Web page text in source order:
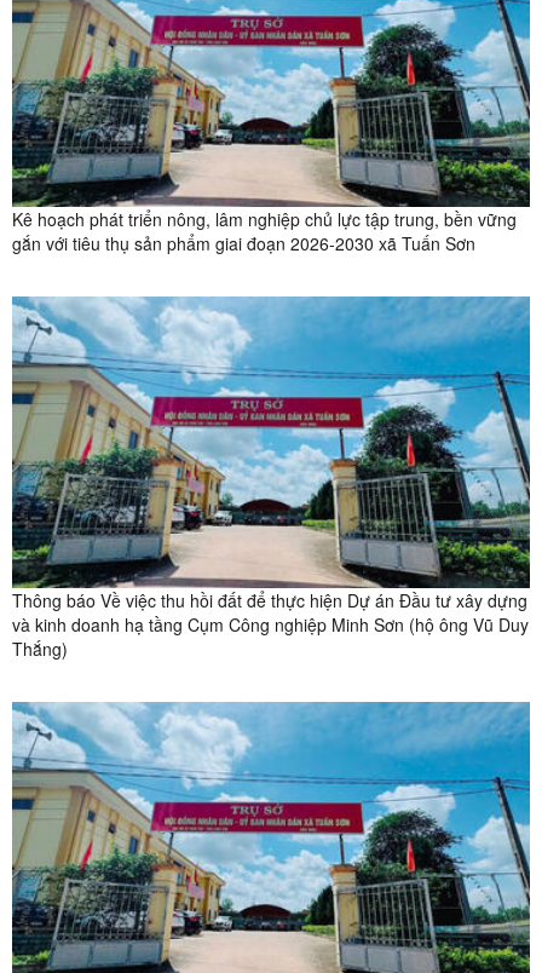
Kê hoạch phát triển nông, lâm nghiệp chủ lực tập trung, bền vững
gắn với tiêu thụ sản phẩm giai đoạn 2026-2030 xã Tuấn Sơn
Thông báo Về việc thu hồi đất để thực hiện Dự án Đầu tư xây dựng
và kinh doanh hạ tầng Cụm Công nghiệp Minh Sơn (hộ ông Vũ Duy
Thắng)